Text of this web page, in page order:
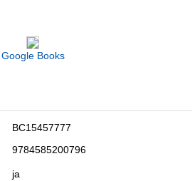
Google Books
BC15457777
9784585200796
ja